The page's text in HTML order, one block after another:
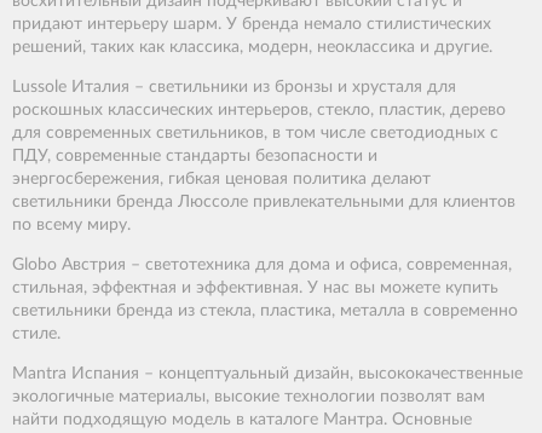
придают интерьеру шарм. У бренда немало стилистических
решений, таких как классика, модерн, неоклассика и другие.
Lussole Италия – светильники из бронзы и хрусталя для
роскошных классических интерьеров, стекло, пластик, дерево
для современных светильников, в том числе светодиодных с
ПДУ, современные стандарты безопасности и
энергосбережения, гибкая ценовая политика делают
светильники бренда Люссоле привлекательными для клиентов
по всему миру.
Globo Австрия – светотехника для дома и офиса, современная,
стильная, эффектная и эффективная. У нас вы можете купить
светильники бренда из стекла, пластика, металла в современно
стиле.
Mantra Испания – концептуальный дизайн, высококачественные
экологичные материалы, высокие технологии позволят вам
найти подходящую модель в каталоге Мантра. Основные